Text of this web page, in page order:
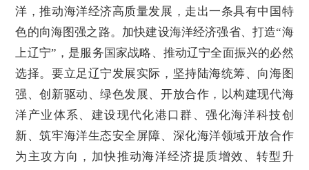
洋，推动海洋经济高质量发展，走出一条具有中国特
色的向海图强之路。加快建设海洋经济强省、打造“海
上辽宁”，是服务国家战略、推动辽宁全面振兴的必然
选择。要立足辽宁发展实际，坚持陆海统筹、向海图
强、创新驱动、绿色发展、开放合作，以构建现代海
洋产业体系、建设现代化港口群、强化海洋科技创
新、筑牢海洋生态安全屏障、深化海洋领域开放合作
为主攻方向，加快推动海洋经济提质增效、转型升